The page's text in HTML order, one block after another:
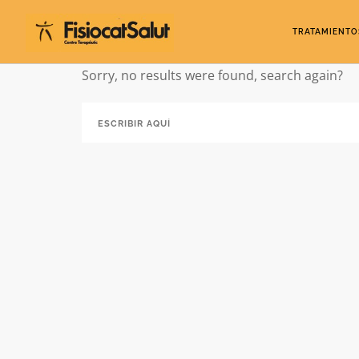
Sorry, no results were found, search again?